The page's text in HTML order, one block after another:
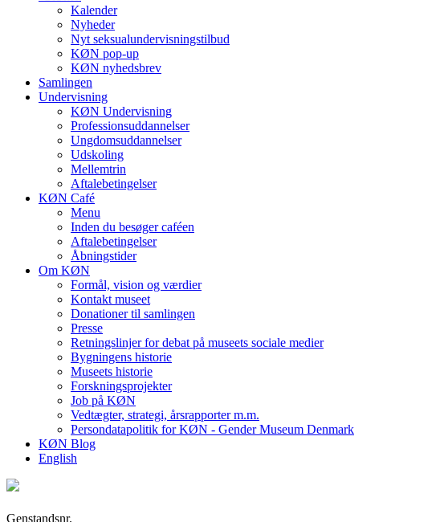
Kalender
Nyheder
Nyt seksualundervisningstilbud
KØN pop-up
KØN nyhedsbrev
Samlingen
Undervisning
KØN Undervisning
Professionsuddannelser
Ungdomsuddannelser
Udskoling
Mellemtrin
Aftalebetingelser
KØN Café
Menu
Inden du besøger caféen
Aftalebetingelser
Åbningstider
Om KØN
Formål, vision og værdier
Kontakt museet
Donationer til samlingen
Presse
Retningslinjer for debat på museets sociale medier
Bygningens historie
Museets historie
Forskningsprojekter
Job på KØN
Vedtægter, strategi, årsrapporter m.m.
Persondatapolitik for KØN - Gender Museum Denmark
KØN Blog
English
Genstandsnr.